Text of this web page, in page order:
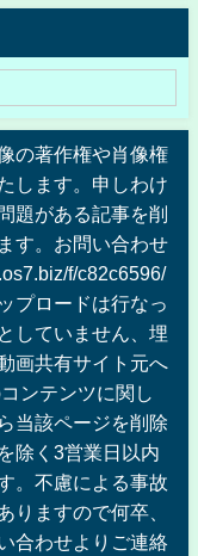
の著作権や肖像権
します。申しわけ
題がある記事を削
す。お問い合わせ
f/c82c6596/
プロードは行なっ
していません、埋
画共有サイト元へ
ンテンツに関し
当該ページを削除
除く3営業日以内
。不慮による事故
りますので何卒、
合わせよりご連絡